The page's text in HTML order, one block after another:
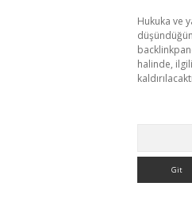
Hukuka ve
halinde,